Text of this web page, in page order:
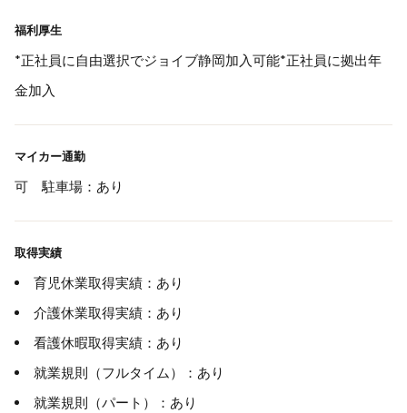
福利厚生
*正社員に自由選択でジョイブ静岡加入可能*正社員に拠出年
金加入
マイカー通勤
可 駐車場：あり
取得実績
育児休業取得実績：あり
介護休業取得実績：あり
看護休暇取得実績：あり
就業規則（フルタイム）：あり
就業規則（パート）：あり